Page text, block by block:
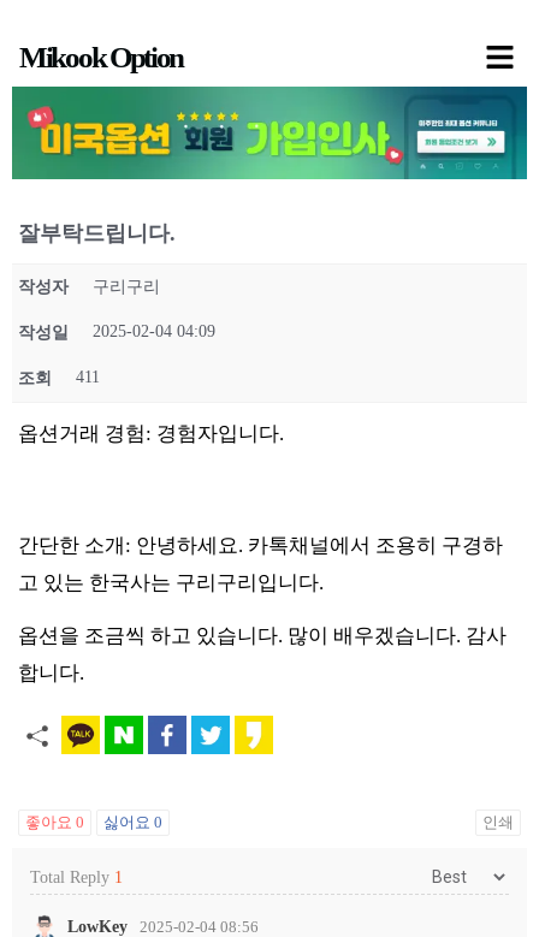
츠
Mikook Option
잘부탁드립니다.
작성자 구리구리
작성일 2025-02-04 04:09
조회 411
옵션거래 경험: 경험자입니다.
간단한 소개: 안녕하세요. 카톡채널에서 조용히 구경하
고 있는 한국사는 구리구리입니다.
옵션을 조금씩 하고 있습니다. 많이 배우겠습니다. 감사
합니다.
좋아요 0 싫어요 0 인쇄
Total Reply 1
LowKey 2025-02-04 08:56